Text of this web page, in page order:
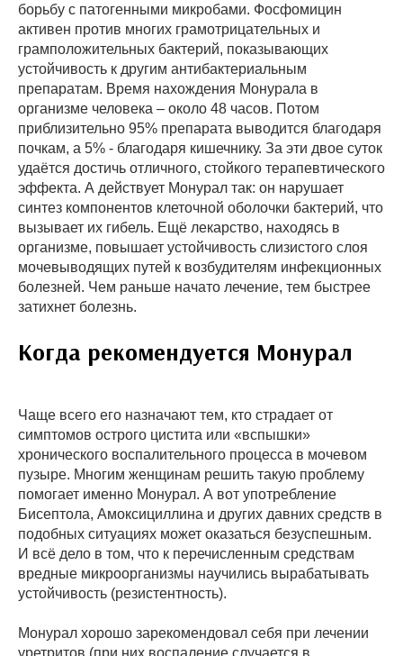
борьбу с патогенными микробами. Фосфомицин
активен против многих грамотрицательных и
грамположительных бактерий, показывающих
устойчивость к другим антибактериальным
препаратам. Время нахождения Монурала в
организме человека – около 48 часов. Потом
приблизительно 95% препарата выводится благодаря
почкам, а 5% - благодаря кишечнику. За эти двое суток
удаётся достичь отличного, стойкого терапевтического
эффекта. А действует Монурал так: он нарушает
синтез компонентов клеточной оболочки бактерий, что
вызывает их гибель. Ещё лекарство, находясь в
организме, повышает устойчивость слизистого слоя
мочевыводящих путей к возбудителям инфекционных
болезней. Чем раньше начато лечение, тем быстрее
затихнет болезнь.
Когда рекомендуется Монурал
Чаще всего его назначают тем, кто страдает от
симптомов острого цистита или «вспышки»
хронического воспалительного процесса в мочевом
пузыре. Многим женщинам решить такую проблему
помогает именно Монурал. А вот употребление
Бисептола, Амоксициллина и других давних средств в
подобных ситуациях может оказаться безуспешным.
И всё дело в том, что к перечисленным средствам
вредные микроорганизмы научились вырабатывать
устойчивость (резистентность).
Монурал хорошо зарекомендовал себя при лечении
уретритов (при них воспаление случается в